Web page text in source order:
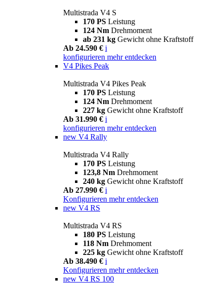
Multistrada V4 S
170 PS Leistung
124 Nm Drehmoment
ab 231 kg Gewicht ohne Kraftstoff
Ab 24.590 € i
konfigurieren mehr entdecken
V4 Pikes Peak
Multistrada V4 Pikes Peak
170 PS Leistung
124 Nm Drehmoment
227 kg Gewicht ohne Kraftstoff
Ab 31.990 € i
konfigurieren mehr entdecken
new V4 Rally
Multistrada V4 Rally
170 PS Leistung
123,8 Nm Drehmoment
240 kg Gewicht ohne Kraftstoff
Ab 27.990 € i
Konfigurieren mehr entdecken
new V4 RS
Multistrada V4 RS
180 PS Leistung
118 Nm Drehmoment
225 kg Gewicht ohne Kraftstoff
Ab 38.490 € i
Konfigurieren mehr entdecken
new V4 RS 100